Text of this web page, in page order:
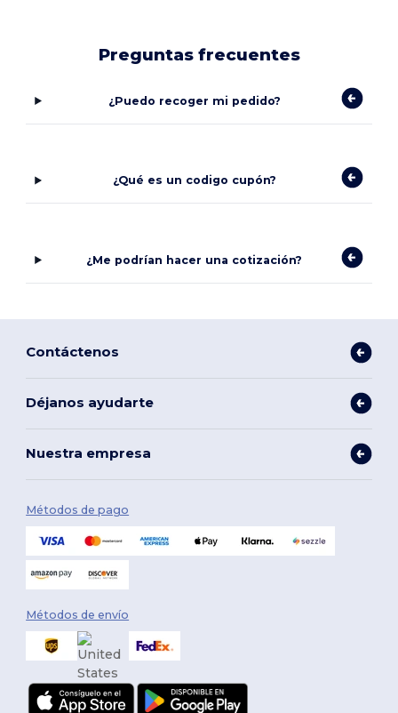
Preguntas frecuentes
¿Puedo recoger mi pedido?
¿Qué es un codigo cupón?
¿Me podrían hacer una cotización?
Contáctenos
Déjanos ayudarte
Nuestra empresa
Métodos de pago
Métodos de envío